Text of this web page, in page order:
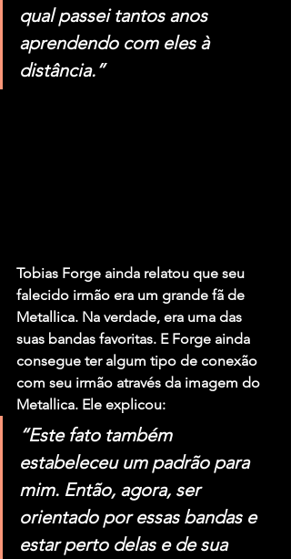
qual passei tantos anos
aprendendo com eles à
distância.”
Tobias Forge ainda relatou que seu
falecido irmão era um grande fã de
Metallica. Na verdade, era uma das
suas bandas favoritas. E Forge ainda
consegue ter algum tipo de conexão
com seu irmão através da imagem do
Metallica. Ele explicou:
“Este fato também
estabeleceu um padrão para
mim. Então, agora, ser
orientado por essas bandas e
estar perto delas e de sua